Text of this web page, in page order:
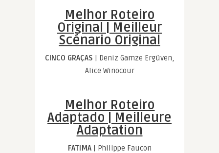
Melhor Roteiro
Original | Meilleur
Scénario Original
CINCO GRAÇAS | Deniz Gamze Ergüven,
Alice Winocour
Melhor Roteiro
Adaptado | Meilleure
Adaptation
FATIMA | Philippe Faucon